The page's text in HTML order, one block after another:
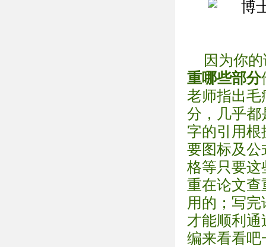
因为你
重哪些部分
老师指出毛
分，几乎都
字的引用根
要图标及公
格等只要这
重在论文查
用的；写
才能顺利
编来看看吧